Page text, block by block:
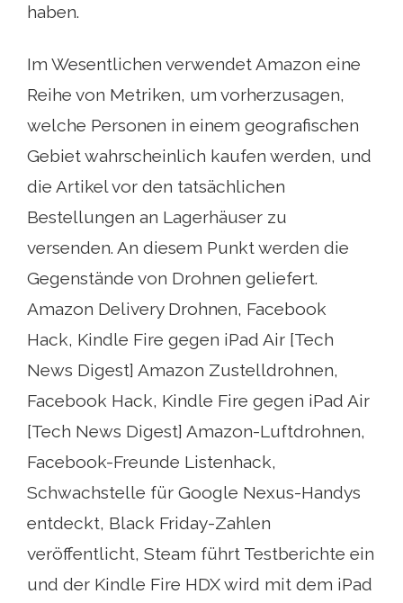
haben.
Im Wesentlichen verwendet Amazon eine
Reihe von Metriken, um vorherzusagen,
welche Personen in einem geografischen
Gebiet wahrscheinlich kaufen werden, und
die Artikel vor den tatsächlichen
Bestellungen an Lagerhäuser zu
versenden. An diesem Punkt werden die
Gegenstände von Drohnen geliefert.
Amazon Delivery Drohnen, Facebook
Hack, Kindle Fire gegen iPad Air [Tech
News Digest] Amazon Zustelldrohnen,
Facebook Hack, Kindle Fire gegen iPad Air
[Tech News Digest] Amazon-Luftdrohnen,
Facebook-Freunde Listenhack,
Schwachstelle für Google Nexus-Handys
entdeckt, Black Friday-Zahlen
veröffentlicht, Steam führt Testberichte ein
und der Kindle Fire HDX wird mit dem iPad